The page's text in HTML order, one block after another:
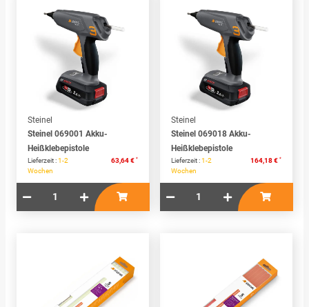
Steinel
Steinel 069001 Akku-
Heißklebepistole
Lieferzeit :1-2
Wochen
63,64 € *
Steinel
Steinel 069018 Akku-
Heißklebepistole
Lieferzeit :1-2
Wochen
164,18 € *